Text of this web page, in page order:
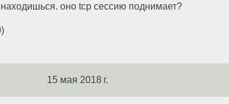
находишься. оно tcp сессию поднимает?
)
15 мая 2018 г.